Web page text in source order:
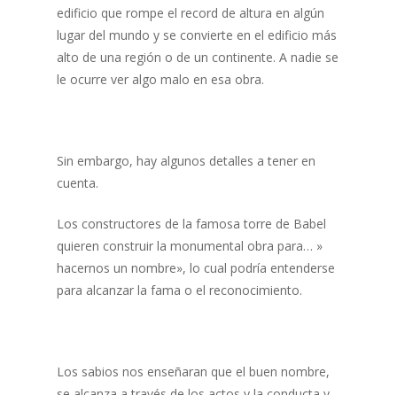
edificio que rompe el record de altura en algún
lugar del mundo y se convierte en el edificio más
alto de una región o de un continente. A nadie se
le ocurre ver algo malo en esa obra.
Sin embargo, hay algunos detalles a tener en
cuenta.
Los constructores de la famosa torre de Babel
quieren construir la monumental obra para… »
hacernos un nombre», lo cual podría entenderse
para alcanzar la fama o el reconocimiento.
Los sabios nos enseñaran que el buen nombre,